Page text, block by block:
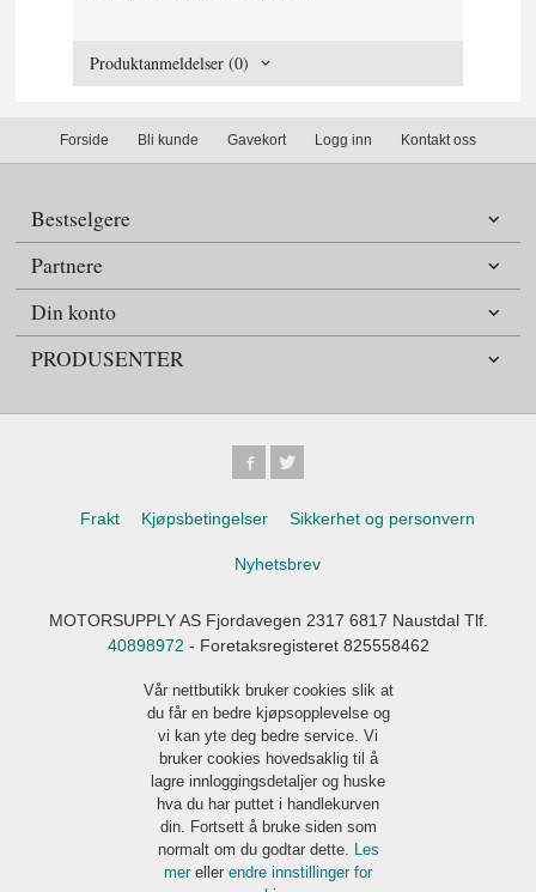
Produktanmeldelser (0)
Forside Bli kunde Gavekort Logg inn Kontakt oss
Bestselgere
Partnere
Din konto
PRODUSENTER
Frakt Kjøpsbetingelser Sikkerhet og personvern
Nyhetsbrev
MOTORSUPPLY AS Fjordavegen 2317 6817 Naustdal Tlf.
40898972 - Foretaksregisteret 825558462
Vår nettbutikk bruker cookies slik at
du får en bedre kjøpsopplevelse og
vi kan yte deg bedre service. Vi
bruker cookies hovedsaklig til å
lagre innloggingsdetaljer og huske
hva du har puttet i handlekurven
din. Fortsett å bruke siden som
normalt om du godtar dette. Les
mer eller endre innstillinger for